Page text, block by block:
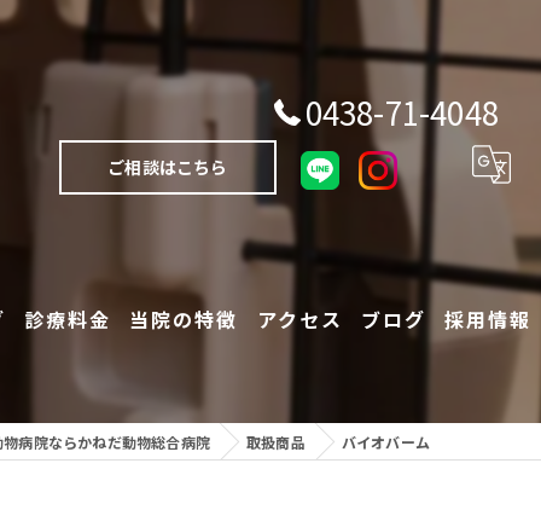
0438-71-4048
ご相談はこちら
診療料金 当院の特徴
猫
アクセス ブログ 採用情報
病院ならかねだ動物総合病院 取扱商品 バイオバーム